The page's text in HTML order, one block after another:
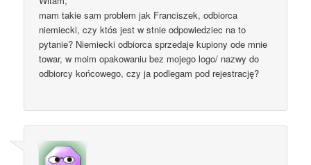
mam takie sam problem jak Franciszek, odbiorca
niemiecki, czy któs jest w stnie odpowiedziec na to
pytanie? Niemiecki odbiorca sprzedaje kupiony ode mnie
towar, w moim opakowaniu bez mojego logo/ nazwy do
odbiorcy końcowego, czy ja podlegam pod rejestrację?